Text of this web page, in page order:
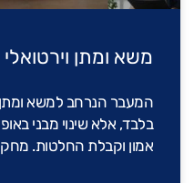
משא ומתן
המעבר הנרחב למשא ומתן
בלבד, אלא שינוי מבני
אמון וקבלת החלטות.